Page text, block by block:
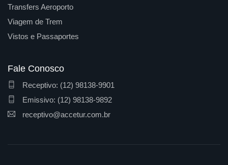
Transfers Aeroporto
Viagem de Trem
Vistos e Passaportes
Fale Conosco
Receptivo: (12) 98138-9901
Emissivo: (12) 98138-9892
receptivo@accetur.com.br